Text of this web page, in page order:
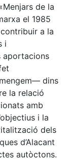
de la
el 1985
a la
i
aportacions
dins
la relació
amb
i la
dels
d’Alacant
autòctons.